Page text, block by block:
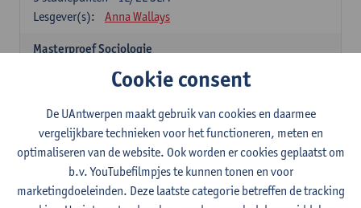
Lesgever(s):
Anna Wallays
Masterproef Sociologie
2E SEM
- NNB
SPECIALISATIE SOCIOLOGIE - twee clusters te
kiezen uit onderstaande lijst (24sp)
Specialisatiecluster Arbeid
Alle opleidingsonderdelen uit deze lijst zijn verplicht te volgen -
12 studiepunten
Cookie consent
De UAntwerpen maakt gebruik van cookies en daarmee
vergelijkbare technieken voor het functioneren, meten en
optimaliseren van de website. Ook worden er cookies geplaatst om
b.v. YouTubefilmpjes te kunnen tonen en voor
marketingdoeleinden. Deze laatste categorie betreffen de tracking